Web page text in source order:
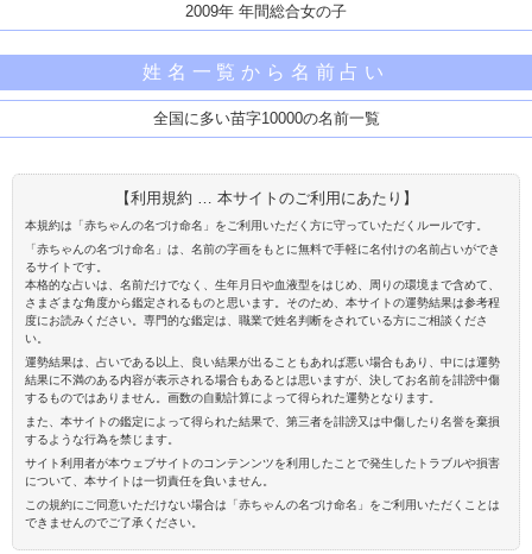
2009年 年間総合女の子
姓名一覧から名前占い
全国に多い苗字10000の名前一覧
【利用規約 … 本サイトのご利用にあたり】
本規約は「赤ちゃんの名づけ命名」をご利用いただく方に守っていただくルールです。
「赤ちゃんの名づけ命名」は、名前の字画をもとに無料で手軽に名付けの名前占いができ
るサイトです。
本格的な占いは、名前だけでなく、生年月日や血液型をはじめ、周りの環境まで含めて、
さまざまな角度から鑑定されるものと思います。そのため、本サイトの運勢結果は参考程
度にお読みください。専門的な鑑定は、職業で姓名判断をされている方にご相談くださ
い。
運勢結果は、占いである以上、良い結果が出ることもあれば悪い場合もあり、中には運勢
結果に不満のある内容が表示される場合もあるとは思いますが、決してお名前を誹謗中傷
するものではありません。画数の自動計算によって得られた運勢となります。
また、本サイトの鑑定によって得られた結果で、第三者を誹謗又は中傷したり名誉を棄損
するような行為を禁じます。
サイト利用者が本ウェブサイトのコンテンンツを利用したことで発生したトラブルや損害
について、本サイトは一切責任を負いません。
この規約にご同意いただけない場合は「赤ちゃんの名づけ命名」をご利用いただくことは
できませんのでご了承ください。